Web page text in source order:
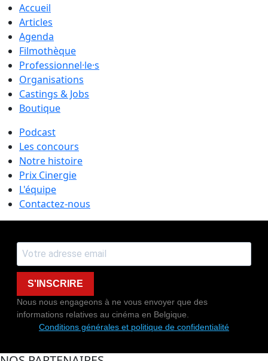
Accueil
Articles
Agenda
Filmothèque
Professionnel·le·s
Organisations
Castings & Jobs
Boutique
Podcast
Les concours
Notre histoire
Prix Cinergie
L'équipe
Contactez-nous
S'INSCRIRE
Nous nous engageons à ne vous envoyer que des
informations relatives au cinéma en Belgique.
Conditions générales et politique de confidentialité